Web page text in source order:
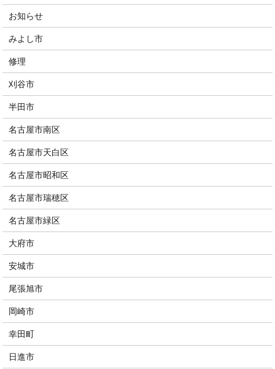
お知らせ
みよし市
修理
刈谷市
半田市
名古屋市南区
名古屋市天白区
名古屋市昭和区
名古屋市瑞穂区
名古屋市緑区
大府市
安城市
尾張旭市
岡崎市
幸田町
日進市